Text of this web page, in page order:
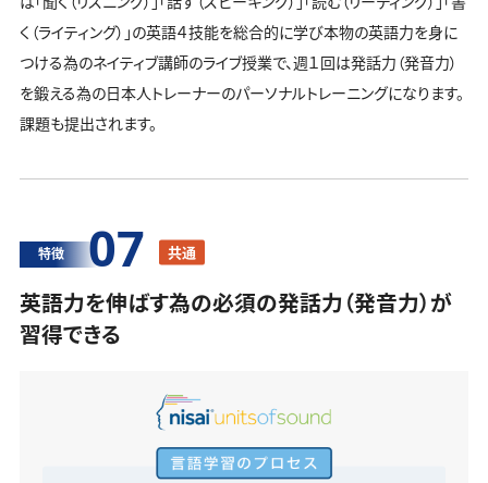
く（ライティング）」の英語４技能を総合的に学び本物の英語力を身に
つける為のネイティブ講師のライブ授業で、週１回は発話力（発音力）
を鍛える為の日本人トレーナーのパーソナルトレーニングになります。
課題も提出されます。
特徴 07 共通
英語力を伸ばす為の必須の発話力（発音力）が
習得できる